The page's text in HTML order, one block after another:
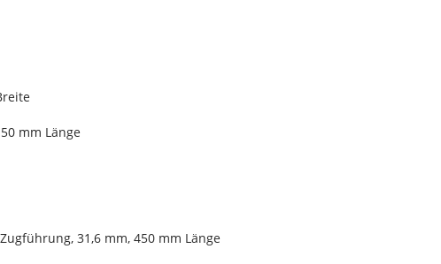
mm Länge
31,6 mm, 450 mm Länge